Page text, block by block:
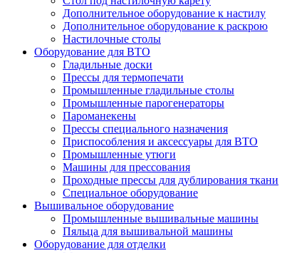
Дополнительное оборудование к настилу
Дополнительное оборудование к раскрою
Настилочные столы
Оборудование для ВТО
Гладильные доски
Прессы для термопечати
Промышленные гладильные столы
Промышленные парогенераторы
Пароманекены
Прессы специального назначения
Приспособления и аксессуары для ВТО
Промышленные утюги
Машины для прессования
Проходные прессы для дублирования ткани
Специальное оборудование
Вышивальное оборудование
Промышленные вышивальные машины
Пяльца для вышивальной машины
Оборудование для отделки